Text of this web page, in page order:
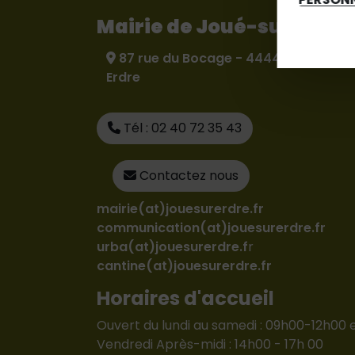
Mairie de Joué-sur-Erdre
87 rue du Bocage - 44440 Joué-sur-
Erdre
Tél : 02 40 72 35 43
Contactez nous
mairie(at)jouesurerdre.fr
communication(at)jouesurerdre.fr
urba(at)jouesurerdre.fr
cantine(at)jouesurerdre.fr
Horaires d'accueil
Ouvert du lundi au samedi : 09h00-12h00
Vendredi Après-midi : 14h00 - 17h 00